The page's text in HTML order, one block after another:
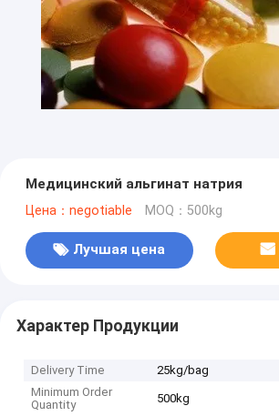
Медицинский альгинат натрия
Цена：negotiable MOQ：500kg
Лучшая цена
Характер Продукции
Delivery Time
25kg/bag
Minimum Order
Quantity
500kg